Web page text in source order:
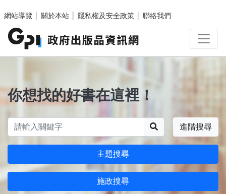
網站導覽
關於本站 隱私權及安全政策 聯絡我們
你想找的好書在這裡！
進階搜尋
主題搜尋
施政搜尋